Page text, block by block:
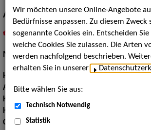
Alexander F.
inMeine Merklistelegen
Models / Werbung:Fotomodell
Haarfarbe:
Augenfarbe:grün
Körpergröße:
Konfektionsgröße:
Oberweite:106
Wir möchten unsere Online-Angebote
Bedürfnisse anpassen. Zu diesem Zweck
sogenannte Cookies ein. Entscheiden
welche Cookies Sie zulassen. Die Arten
werden nachfolgend beschrieben.
erhalten Sie in unserer
Bitte wählen Sie aus:
Technisch Notwendig
Statistik